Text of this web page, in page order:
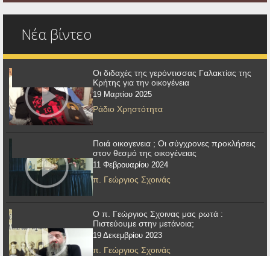
Νέα βίντεο
Οι διδαχές της γερόντισσας Γαλακτίας της
Κρήτης για την οικογένεια
19 Μαρτίου 2025
Ράδιο Χρηστότητα
Ποιά οικογενεια ; Οι σύγχρονες προκλήσεις
στον θεσμό της οικογένειας
11 Φεβρουαρίου 2024
π. Γεώργιος Σχοινάς
Ο π. Γεώργιος Σχοινας μας ρωτά :
Πιστεύουμε στην μετάνοια;
19 Δεκεμβρίου 2023
π. Γεώργιος Σχοινάς